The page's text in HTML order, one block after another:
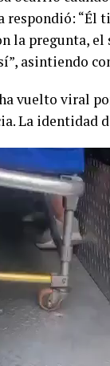
respondió: “Él
la pregunta, el
asintiendo
vuelto viral
La identidad